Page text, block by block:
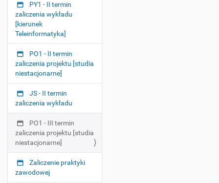
N
a
v
i
g
a
o
PY1 - II termin
zaliczenia wykładu
[kierunek
Teleinformatyka]
PO1 - II termin
zaliczenia projektu [studia
niestacjonarne]
JS - II termin
zaliczenia wykładu
PO1 - III termin
zaliczenia projektu [studia
niestacjonarne]
Zaliczenie praktyki
zawodowej